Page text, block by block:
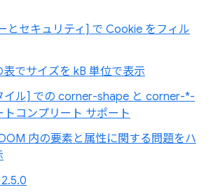
とセキュリティ] で Cookie をフィル
でサイズを kB 単位で表示
イル] での corner-shape と corner-*-
コンプリート サポート
内の要素と属性に関する問題をハ